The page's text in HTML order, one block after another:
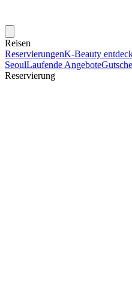
Reisen
ReservierungenK-Beauty
SeoulLaufende Angebote
Reservierung